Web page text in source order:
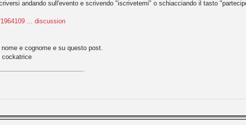
andando sull'evento e scrivendo "iscrivetemi" o schiacciando il tasto
... discussion
e cognome e su questo post.
cockatrice